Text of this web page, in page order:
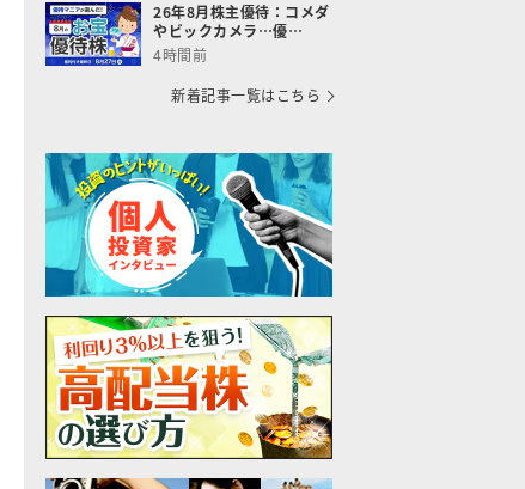
26年8月株主優待：コメダ
やビックカメラ…優…
4時間前
新着記事一覧はこちら